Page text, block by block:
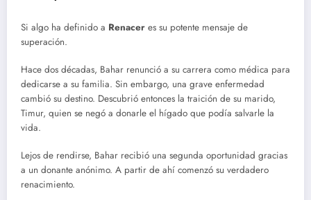
Si algo ha definido a Renacer es su potente mensaje de
superación.
Hace dos décadas, Bahar renunció a su carrera como médica para
dedicarse a su familia. Sin embargo, una grave enfermedad
cambió su destino. Descubrió entonces la traición de su marido,
Timur, quien se negó a donarle el hígado que podía salvarle la
vida.
Lejos de rendirse, Bahar recibió una segunda oportunidad gracias
a un donante anónimo. A partir de ahí comenzó su verdadero
renacimiento.